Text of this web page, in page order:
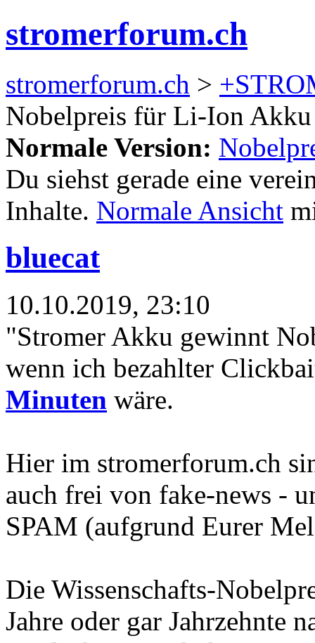
stromerforum.ch
stromerforum.ch >
Nobelpreis für Li-Ion
Normale Version:
Du siehst gerade eine
Inhalte. Normale Ansicht
bluecat
10.10.2019, 23:10
"Stromer Akku gewinnt
wenn ich bezahlter
Minuten wäre.
Hier im stromerforum.ch
auch frei von fake-news -
SPAM (aufgrund Eurer
Die Wissenschafts-
Jahre oder gar Jahrzehnte